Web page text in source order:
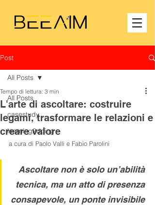
Post
All Posts
casestudy
learning2doing
All Posts
L'arte di ascoltare: costruire
legami, trasformare le relazioni e
creare valore
Tempo di lettura: 3 min
a cura di Paolo Valli e Fabio Parolini
Ascoltare non è solo un’abilità
tecnica, ma un atto di presenza
consapevole, un ponte invisibile